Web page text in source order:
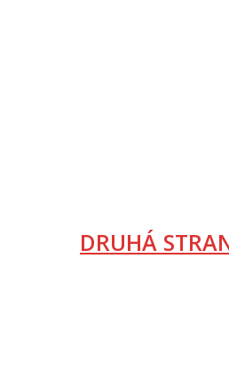
DRUHÁ